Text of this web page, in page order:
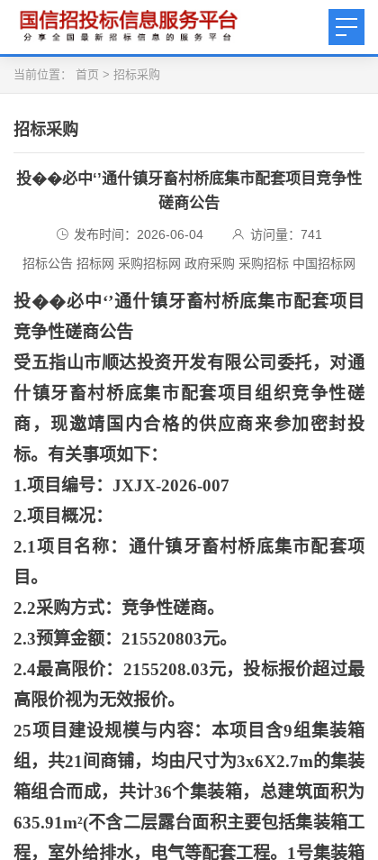
当前位置： 首页 > 招标采购
招标采购
投��必中‘’通什镇牙畜村桥底集市配套项目竞争性
磋商公告
发布时间：2026-06-04 访问量： 741
招标公告 招标网 采购招标网 政府采购 采购招标 中国招标网
投��必中‘’通什镇牙畜村桥底集市配套项目
竞争性磋商公告
受五指山市顺达投资开发有限公司委托，对通
什镇牙畜村桥底集市配套项目组织竞争性磋
商，现邀靖国内合格的供应商来参加密封投
标。有关事项如下：
1.项目编号：JXJX-2026-007
2.项目概况：
2.1项目名称：通什镇牙畜村桥底集市配套项
目。
2.2采购方式：竞争性磋商。
2.3预算金额：215520803元。
2.4最高限价：2155208.03元，投标报价超过最
高限价视为无效报价。
25项目建设规模与内容：本项目含9组集装箱
组，共21间商铺，均由尺寸为3x6X2.7m的集装
箱组合而成，共计36个集装箱，总建筑面积为
635.91m²(不含二层露台面积主要包括集装箱工
程，室外给排水，电气等配套工程。1号集装箱